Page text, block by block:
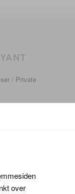
/ Private
over